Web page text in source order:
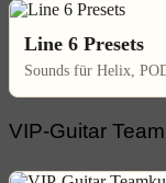
Line 6 Presets
Sounds für Helix,
VIP-Guitar